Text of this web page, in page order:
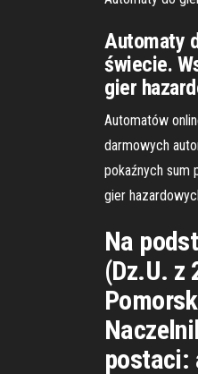
Automaty
świecie.
gier
Automatów
darmowych
pokaźnych sum
gier
Na
(Dz.U. z
postaci: